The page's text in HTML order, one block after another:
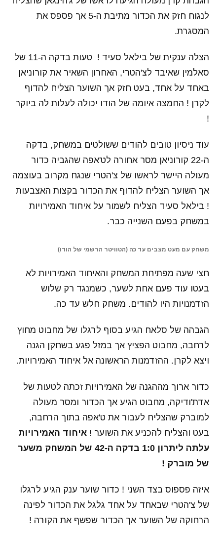
לנגוח חזק את הכדור מתיבת ה-5 אך פספס את
המסגרת.
הצלה ענקית של בילאל סעיד ! טעות בדקה ה-11 של
סאלמין שאיבד לצ'הטרי, האחרון השאיר את קורוניאן
באחד על אחד, בעט חזק אך השוער הצליח להדוף
לקרן ! החמצה איומה של הודו יכולה לעלות לה ביוקר
!
עוד ניסיון טובים להודים ששולטים במשחק, בדקה
ה-22 קורוניאן מסר אחורה לט'אפה שהגביה כדור
מעולה היישר לראשו של צ'הטרי שנגח מקרוב בעוצמה
אך השוער הצליח להדוף את הכדור בקצות האצבעות
! בילאל סעיד הצליח לשמור על איחוד האמירויות
במשחק בפעם השנייה כבר.
משחק עם מעט מצבים עד כה (הטוויטר הרשמי של הודו)
חצי שעה מפתיחת המשחק והאיחוד האמירויות לא
בעטו עוד פעם אחת לשער, כשמנגד רק שלוש
הזדמנויות היו להודים. משחק חלש עד כה.
הגבהה של סלאח הגיע בסוף לרגלו של מחבוט מחוץ
לרחבה, מחבוט הפציץ אך במזל פגע בשחקן הגנה
ויצא לקרן. ההזדמנות הראשונה אל איחוד האמירויות.
כדור ארוך מההגנה של האמירויות זכתה לטעות של
אדת'ודיקה, מחבוט הגיע אך הכדור ומסר מעולה
למוברק שהצליח לעבור את ט'אפה בתוך הרחבה,
בעט והצליח להכניע את השוער ! איחוד האמירויות
עלתה ליתרון 1:0 בדקה ה-42 של המשחק משער
של מוברק !
איזה פספוס בצד השני ! כדור שוער ענק הגיע לרגלו
של צ'הטרי שבאחד על אחד גלגל את הכדור לפינה
הרחוקה של השוער אך הכדור שפשף את הקורה !